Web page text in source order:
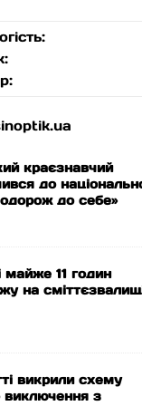
краєзнавчий
до
до себе»
11 годин
на
викрили схему
виключення з